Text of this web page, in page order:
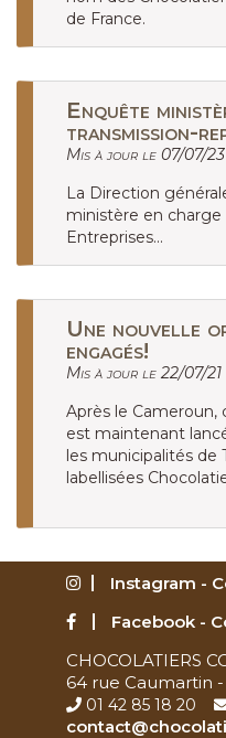
de France.
Enquête
transmission-
Mis à jour le 07/07/
La Direction
ministère en
Entreprises...
Une nouvelle
engagés!
Mis à jour le 22/07/21
Après le Cameroun,
est maintenant
les municipalités de
labellisées
Instagram -
Facebook -
CHOCOLATIERS
64 rue Caumartin -
01 42 85 18 20